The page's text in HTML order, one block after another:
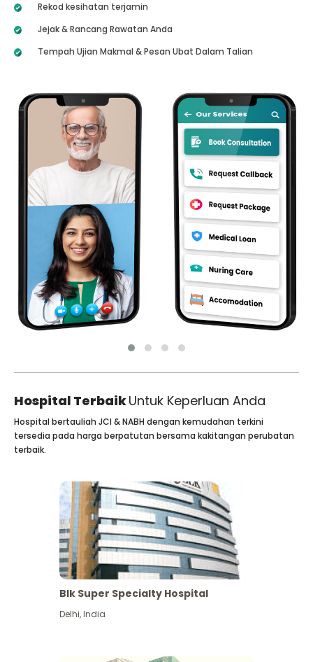
Rekod kesihatan terjamin
Jejak & Rancang Rawatan Anda
Tempah Ujian Makmal & Pesan Ubat Dalam Talian
Hospital TerbaikUntuk Keperluan Anda
Hospital bertauliah JCI & NABH dengan kemudahan terkini
tersedia pada harga berpatutan bersama kakitangan perubatan
terbaik.
Blk Super Specialty Hospital
Delhi,India